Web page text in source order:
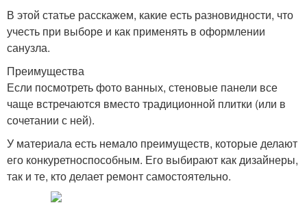
В этой статье расскажем, какие есть разновидности, что
учесть при выборе и как применять в оформлении
санузла.
Преимущества
Если посмотреть фото ванных, стеновые панели все
чаще встречаются вместо традиционной плитки (или в
сочетании с ней).
У материала есть немало преимуществ, которые делают
его конкуретноспособным. Его выбирают как дизайнеры,
так и те, кто делает ремонт самостоятельно.